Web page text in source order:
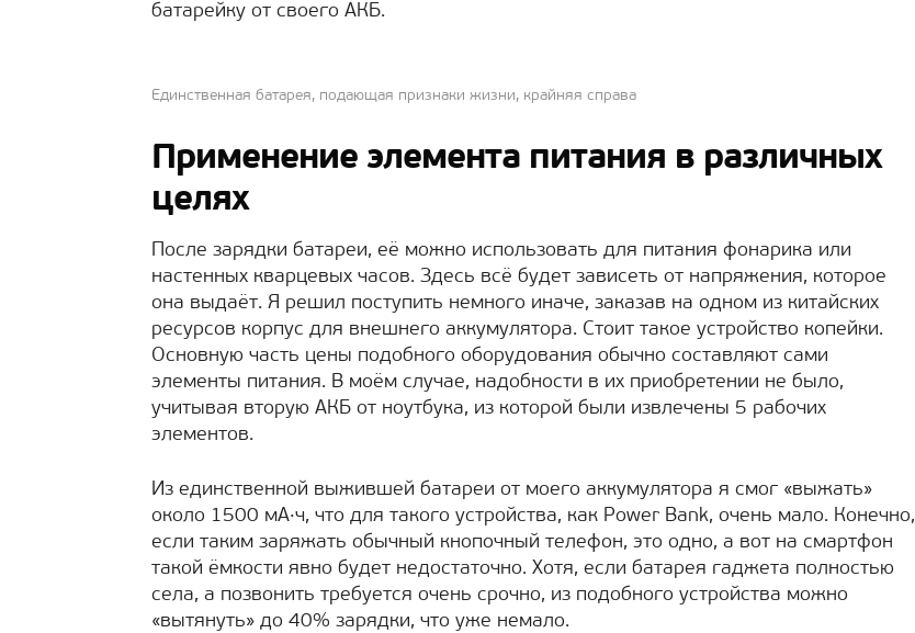
батарейку от своего АКБ.
Единственная батарея, подающая признаки жизни, крайняя справа
Применение элемента питания в различных
целях
После зарядки батареи, её можно использовать для питания фонарика или
настенных кварцевых часов. Здесь всё будет зависеть от напряжения, которое
она выдаёт. Я решил поступить немного иначе, заказав на одном из китайских
ресурсов корпус для внешнего аккумулятора. Стоит такое устройство копейки.
Основную часть цены подобного оборудования обычно составляют сами
элементы питания. В моём случае, надобности в их приобретении не было,
учитывая вторую АКБ от ноутбука, из которой были извлечены 5 рабочих
элементов.
Из единственной выжившей батареи от моего аккумулятора я смог «выжать»
около 1500 мА·ч, что для такого устройства, как Power Bank, очень мало. Конечно,
если таким заряжать обычный кнопочный телефон, это одно, а вот на смартфон
такой ёмкости явно будет недостаточно. Хотя, если батарея гаджета полностью
села, а позвонить требуется очень срочно, из подобного устройства можно
«вытянуть» до 40% зарядки, что уже немало.